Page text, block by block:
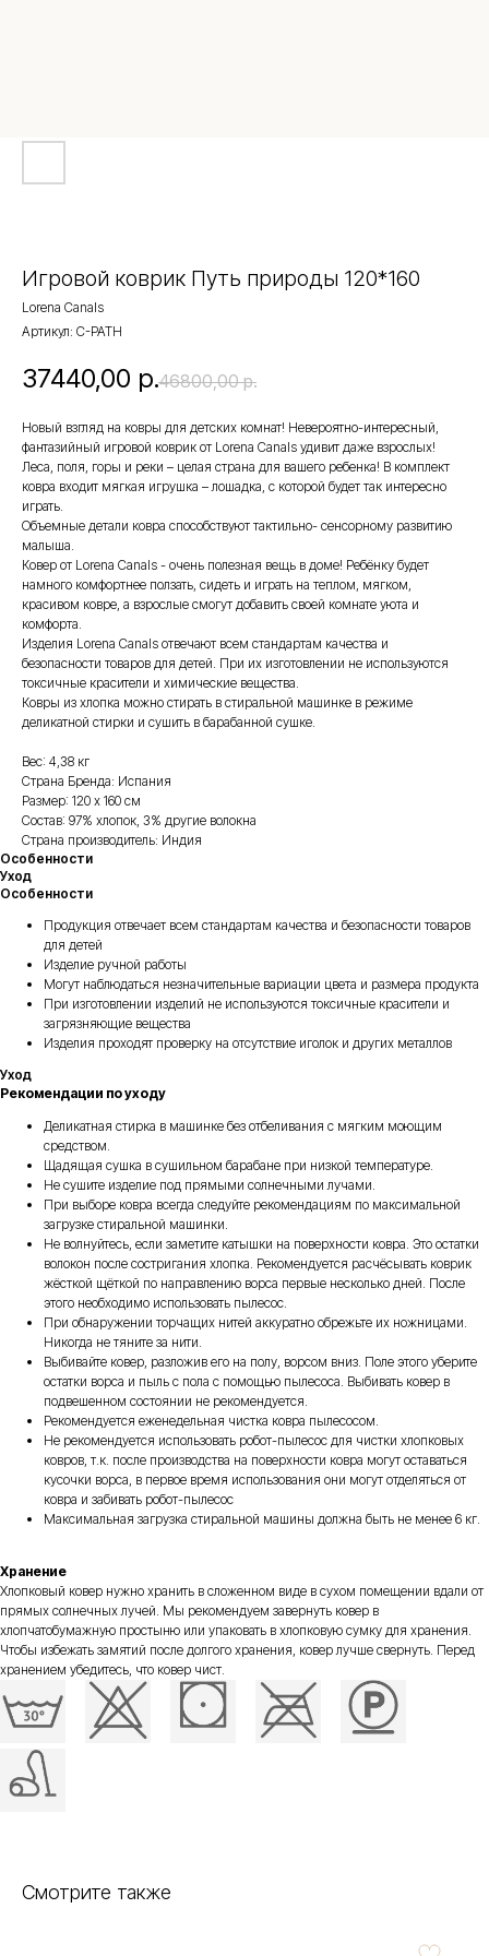
Игровой коврик Путь природы 120*160
Lorena Canals
Артикул: C-PATH
37440,00 р.46800,00 р.
Новый взгляд на ковры для детских комнат! Невероятно-интересный,
фантазийный игровой коврик от Lorena Сanals удивит даже взрослых!
Леса, поля, горы и реки – целая страна для вашего ребенка! В комплект
ковра входит мягкая игрушка – лошадка, с которой будет так интересно
играть.
Объемные детали ковра способствуют тактильно- сенсорному развитию
малыша.
Ковер от Lorena Canals - очень полезная вещь в доме! Ребёнку будет
намного комфортнее ползать, сидеть и играть на теплом, мягком,
красивом ковре, а взрослые смогут добавить своей комнате уюта и
комфорта.
Изделия Lorena Canals отвечают всем стандартам качества и
безопасности товаров для детей. При их изготовлении не используются
токсичные красители и химические вещества.
Ковры из хлопка можно стирать в стиральной машинке в режиме
деликатной стирки и сушить в барабанной сушке.
Вес: 4,38 кг
Страна Бренда: Испания
Размер: 120 х 160 см
Состав: 97% хлопок, 3% другие волокна
Страна производитель: Индия
Особенности
Уход
Особенности
Продукция отвечает всем стандартам качества и безопасности товаров
для детей
Изделие ручной работы
Могут наблюдаться незначительные вариации цвета и размера продукта
При изготовлении изделий не используются токсичные красители и
загрязняющие вещества
Изделия проходят проверку на отсутствие иголок и других металлов
Уход
Рекомендации по уходу
Деликатная стирка в машинке без отбеливания с мягким моющим
средством.
Щадящая сушка в сушильном барабане при низкой температуре.
Не сушите изделие под прямыми солнечными лучами.
При выборе ковра всегда следуйте рекомендациям по максимальной
загрузке стиральной машинки.
Не волнуйтесь, если заметите катышки на поверхности ковра. Это остатки
волокон после состригания хлопка. Рекомендуется расчёсывать коврик
жёсткой щёткой по направлению ворса первые несколько дней. После
этого необходимо использовать пылесос.
При обнаружении торчащих нитей аккуратно обрежьте их ножницами.
Никогда не тяните за нити.
Выбивайте ковер, разложив его на полу, ворсом вниз. Поле этого уберите
остатки ворса и пыль с пола с помощью пылесоса. Выбивать ковер в
подвешенном состоянии не рекомендуется.
Рекомендуется еженедельная чистка ковра пылесосом.
Не рекомендуется использовать робот-пылесос для чистки хлопковых
ковров, т.к. после производства на поверхности ковра могут оставаться
кусочки ворса, в первое время использования они могут отделяться от
ковра и забивать робот-пылесос
Максимальная загрузка стиральной машины должна быть не менее 6 кг.
Хранение
Хлопковый ковер нужно хранить в сложенном виде в сухом помещении вдали от
прямых солнечных лучей. Мы рекомендуем завернуть ковер в
хлопчатобумажную простыню или упаковать в хлопковую сумку для хранения.
Чтобы избежать замятий после долгого хранения, ковер лучше свернуть. Перед
хранением убедитесь, что ковер чист.
Смотрите также